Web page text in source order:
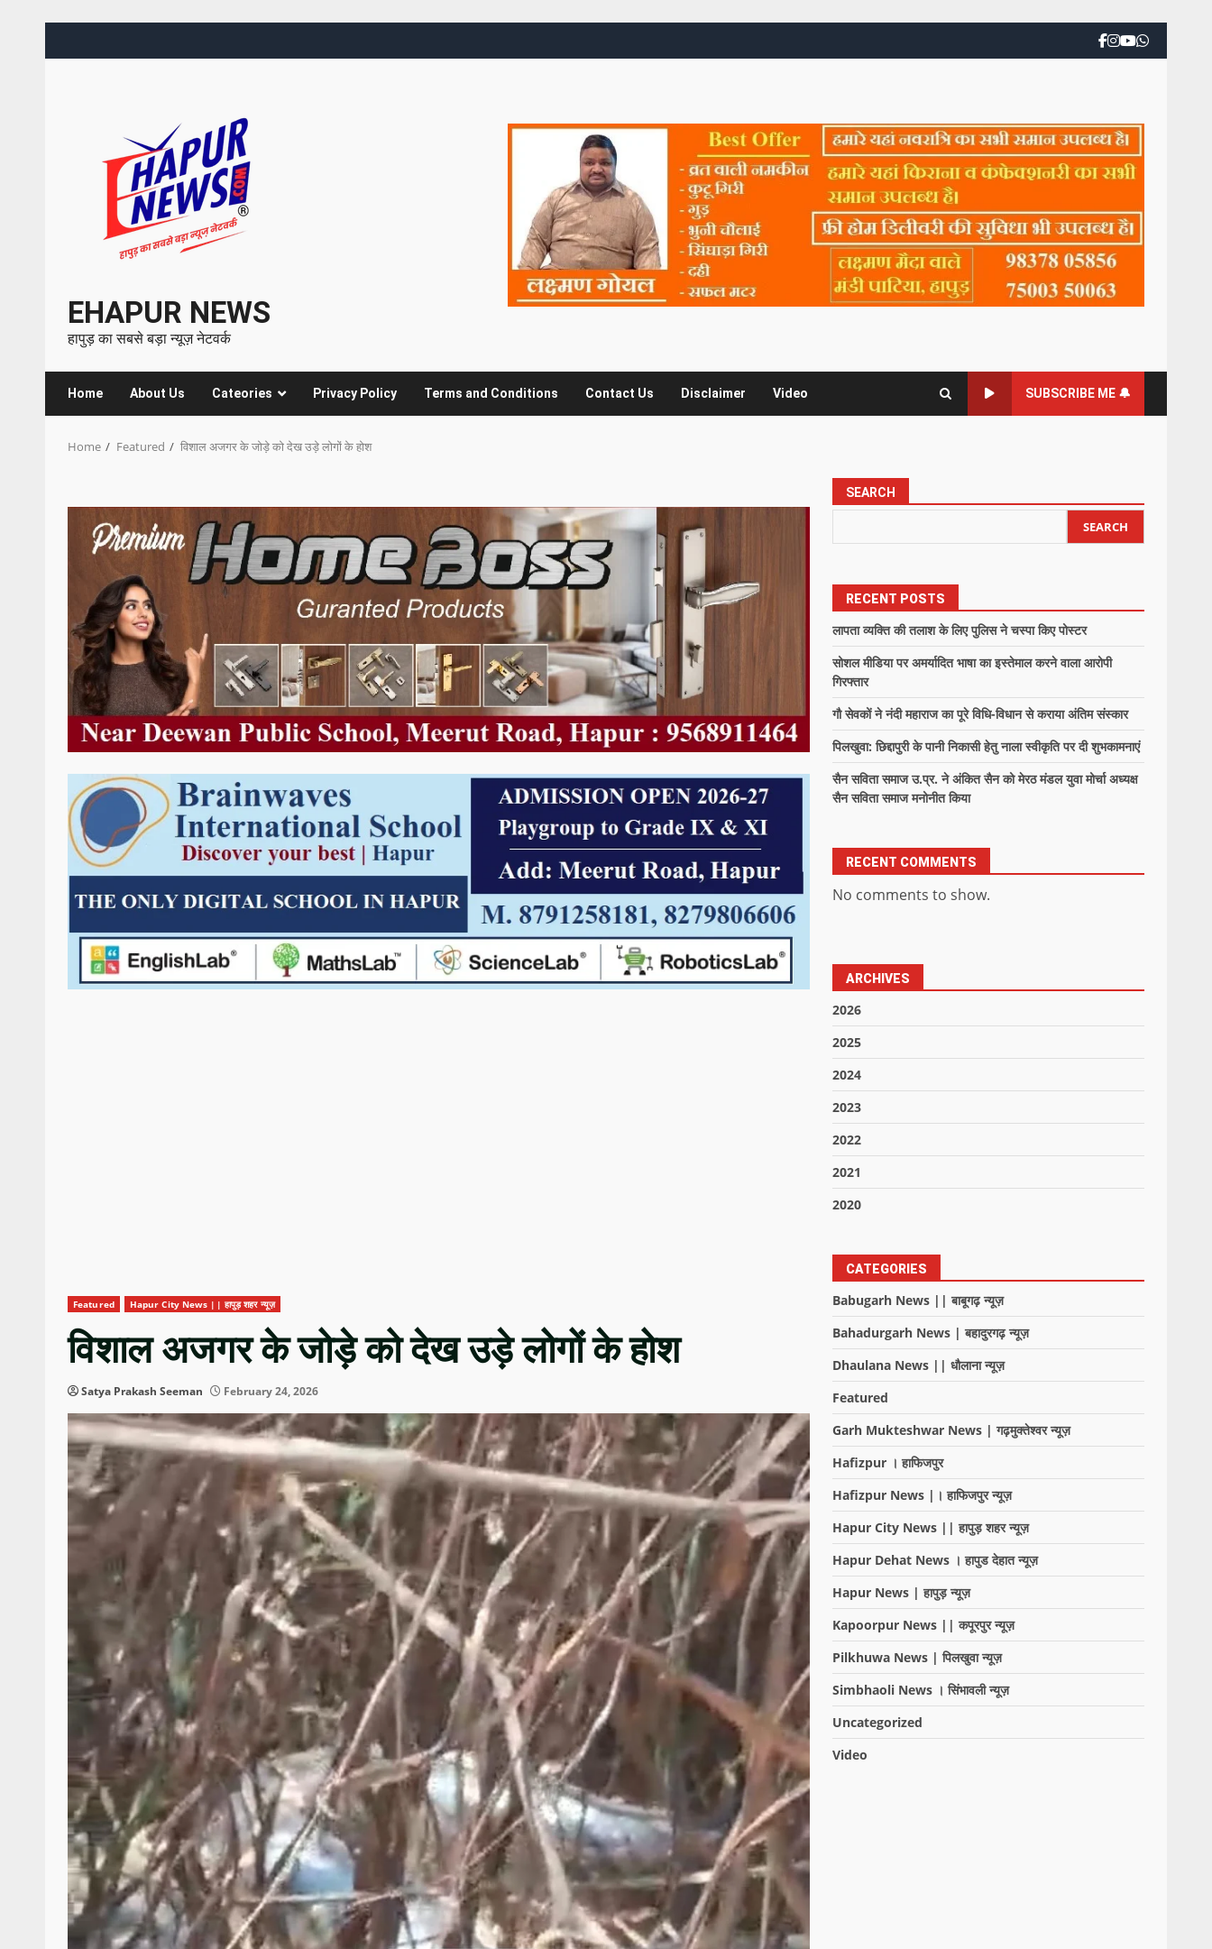
EHAPUR NEWS
हापुड़ का सबसे बड़ा न्यूज़ नेटवर्क
Home About Us Cateories Privacy Policy Terms and Conditions Contact Us Disclaimer Video SUBSCRIBE ME 🔔
Home Featured विशाल अजगर के जोड़े को देख उड़े लोगों के होश
Featured Hapur City News || हापुड़ शहर न्यूज़
विशाल अजगर के जोड़े को देख उड़े लोगों के होश
Satya Prakash Seeman February 24, 2026
SEARCH
SEARCH
RECENT POSTS
लापता व्यक्ति की तलाश के लिए पुलिस ने चस्पा किए पोस्टर
सोशल मीडिया पर अमर्यादित भाषा का इस्तेमाल करने वाला आरोपी
गिरफ्तार
गौ सेवकों ने नंदी महाराज का पूरे विधि-विधान से कराया अंतिम संस्कार
पिलखुवा: छिद्दापुरी के पानी निकासी हेतु नाला स्वीकृति पर दी शुभकामनाएं
सैन सविता समाज उ.प्र. ने अंकित सैन को मेरठ मंडल युवा मोर्चा अध्यक्ष
सैन सविता समाज मनोनीत किया
RECENT COMMENTS
No comments to show.
ARCHIVES
2026
2025
2024
2023
2022
2021
2020
CATEGORIES
Babugarh News || बाबूगढ़ न्यूज़
Bahadurgarh News | बहादुरगढ़ न्यूज़
Dhaulana News || धौलाना न्यूज़
Featured
Garh Mukteshwar News | गढ़मुक्तेश्वर न्यूज़
Hafizpur । हाफिजपुर
Hafizpur News |। हाफिजपुर न्यूज़
Hapur City News || हापुड़ शहर न्यूज़
Hapur Dehat News । हापुड देहात न्यूज़
Hapur News | हापुड़ न्यूज़
Kapoorpur News || कपूरपुर न्यूज़
Pilkhuwa News | पिलखुवा न्यूज़
Simbhaoli News । सिंभावली न्यूज़
Uncategorized
Video